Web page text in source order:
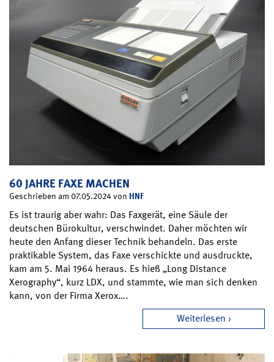
60 JAHRE FAXE MACHEN
Geschrieben am 07.05.2024 von HNF
Es ist traurig aber wahr: Das Faxgerät, eine Säule der
deutschen Bürokultur, verschwindet. Daher möchten wir
heute den Anfang dieser Technik behandeln. Das erste
praktikable System, das Faxe verschickte und ausdruckte,
kam am 5. Mai 1964 heraus. Es hieß „Long Distance
Xerography“, kurz LDX, und stammte, wie man sich denken
kann, von der Firma Xerox….
Weiterlesen